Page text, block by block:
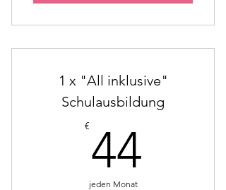
1 x "All inklusive"
Schulausbildung
€ 44
jeden Monat